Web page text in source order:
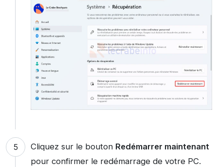
Cliquez sur le bouton Redémarrer maintenant
pour confirmer le redémarrage de votre PC.